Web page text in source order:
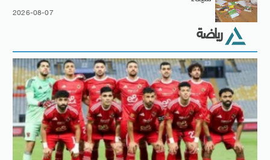
2026-08-07
رياضة